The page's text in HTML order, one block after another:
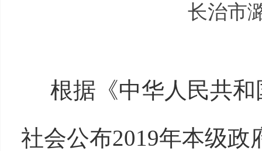
长治市
根据《中华人民共和
社会公布2019年本级